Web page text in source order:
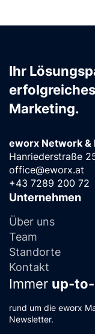
Ihr
Marketing.
eworx Network &
Hanriederstraße
office@eworx.at
+43 7289 200 72
Unternehmen
Über uns
Team
Standorte
Kontakt
Immer up-
rund um die eworx
Newsletter.